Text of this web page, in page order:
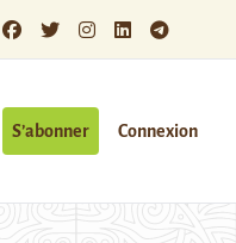
S’abonner Connexion